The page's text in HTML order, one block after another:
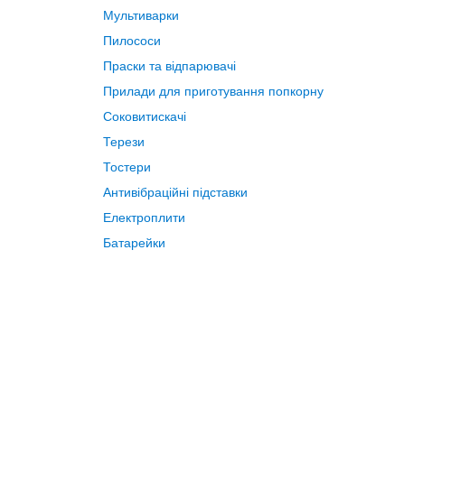
Мультиварки
Пилососи
Праски та відпарювачі
Прилади для приготування попкорну
Соковитискачі
Терези
Тостери
Антивібраційні підставки
Електроплити
Батарейки